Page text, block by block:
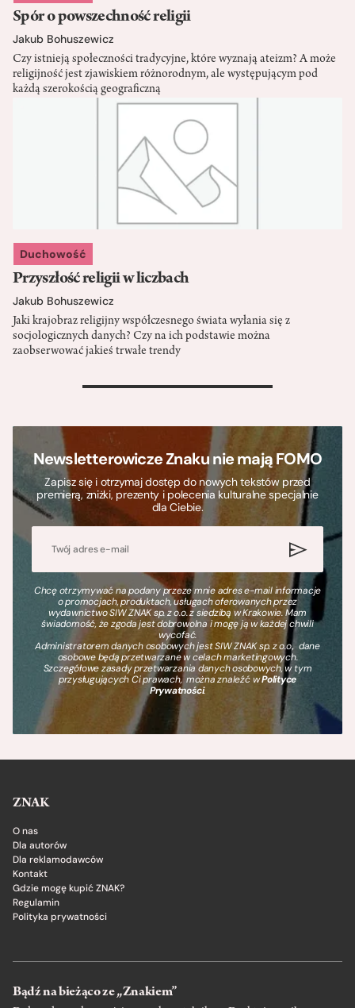
Spór o powszechność religii
Jakub Bohuszewicz
Czy istnieją społeczności tradycyjne, które wyznają ateizm? A może
religijność jest zjawiskiem różnorodnym, ale występującym pod
każdą szerokością geograficzną
Duchowość
Przyszłość religii w liczbach
Jakub Bohuszewicz
Jaki krajobraz religijny współczesnego świata wyłania się z
socjologicznych danych? Czy na ich podstawie można
zaobserwować jakieś trwałe trendy
>
Newsletterowicze Znaku nie mają FOMO
Zapisz się i otrzymaj dostęp do nowych tekstów przed
premierą, zniżki, prezenty i polecenia kulturalne specjalnie
dla Ciebie.
Chcę otrzymywać na podany przeze mnie adres e-mail informacje
o promocjach, produktach, usługach oferowanych przez
wydawnictwo SIW ZNAK sp. z o.o. z siedzibą w Krakowie. Mam
świadomość, że zgoda jest dobrowolna i mogę ją w każdej chwili
wycofać.
Administratorem danych osobowych jest SIW ZNAK sp. z o.o., dane
osobowe będą przetwarzane w celach marketingowych.
Szczegółowe zasady przetwarzania danych osobowych, w tym
przysługujących Ci prawach, można znaleźć wPolityce
Prywatności.
ZNAK
O nas
Dla autorów
Dla reklamodawców
Kontakt
Gdzie mogę kupić ZNAK?
Regulamin
Polityka prywatności
Bądź na bieżąco ze „Znakiem”